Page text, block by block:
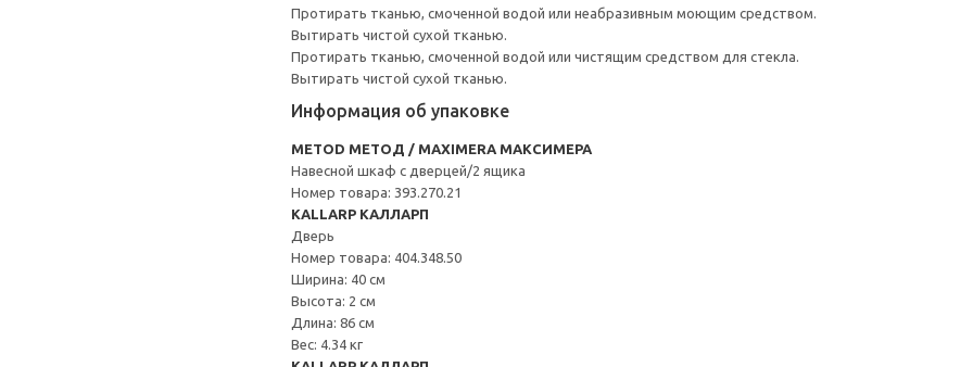
Протирать тканью, смоченной водой или неабразивным моющим средством.
Вытирать чистой сухой тканью.
Протирать тканью, смоченной водой или чистящим средством для стекла.
Вытирать чистой сухой тканью.
Информация об упаковке
METOD МЕТОД / MAXIMERA МАКСИМЕРА
Навесной шкаф с дверцей/2 ящика
Номер товара: 393.270.21
KALLARP КАЛЛАРП
Дверь
Номер товара: 404.348.50
Ширина: 40 см
Высота: 2 см
Длина: 86 см
Вес: 4.34 кг